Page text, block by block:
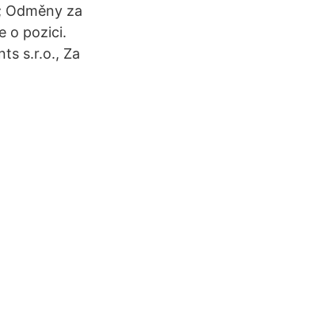
za
o pozici.
s.r.o., Za